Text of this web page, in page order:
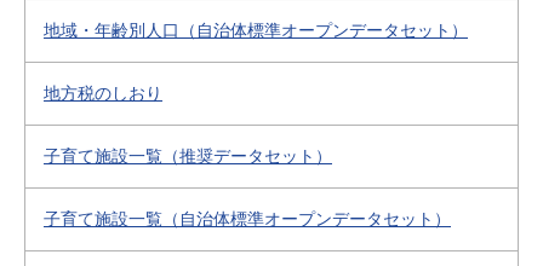
地域・年齢別人口（自治体標準オープンデータセット）
地方税のしおり
子育て施設一覧（推奨データセット）
子育て施設一覧（自治体標準オープンデータセット）